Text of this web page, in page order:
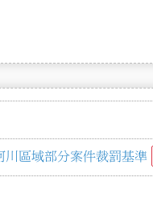
區域部分案件裁罰基準